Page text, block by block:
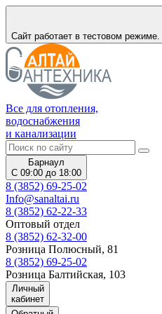
Сайт работает в тестовом
Все для отопления,
водоснабжения
и канализации
Барнаул
С 09:00 до 18:00
8 (3852) 69-25-02
Info@sanaltai.ru
8 (3852) 62-22-33
Оптовый отдел
8 (3852) 62-32-00
Розница Полюсный, 81
8 (3852) 69-25-02
Розница Балтийская, 103
Личный
кабинет